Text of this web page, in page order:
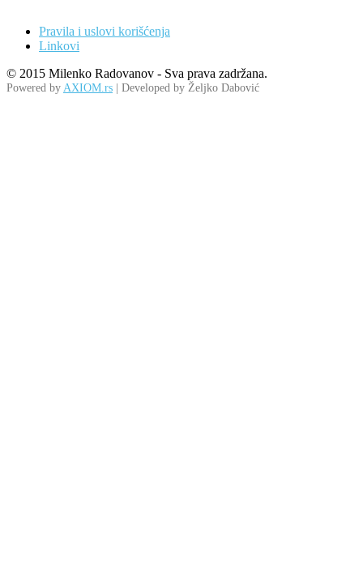
Pravila i uslovi korišćenja
Linkovi
© 2015 Milenko Radovanov - Sva prava zadržana.
Powered byAXIOM.rs | Developed by Željko Dabović